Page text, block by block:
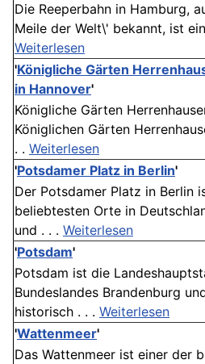
Die Reeperbahn in Hamburg,
Meile der Welt\' bekannt, ist
Weiterlesen
'Königliche Gärten
in Hannover'
Königliche Gärten
Königlichen Gärten
. . Weiterlesen
'Potsdamer Platz in Berlin'
Der Potsdamer Platz in Berlin
beliebtesten Orte in
und . . . Weiterlesen
'Potsdam'
Potsdam ist die
Bundeslandes Brandenburg
historisch . . . Weiterlesen
'Wattenmeer'
Das Wattenmeer ist einer der